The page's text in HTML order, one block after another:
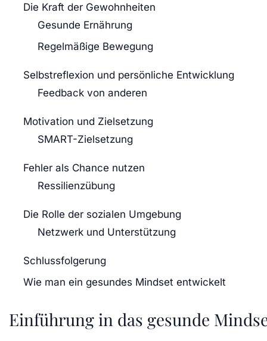
Die Kraft der Gewohnheiten
Gesunde Ernährung
Regelmäßige Bewegung
Selbstreflexion und persönliche Entwicklung
Feedback von anderen
Motivation und Zielsetzung
SMART-Zielsetzung
Fehler als Chance nutzen
Ressilienzübung
Die Rolle der sozialen Umgebung
Netzwerk und Unterstützung
Schlussfolgerung
Wie man ein gesundes Mindset entwickelt
Einführung in das gesunde